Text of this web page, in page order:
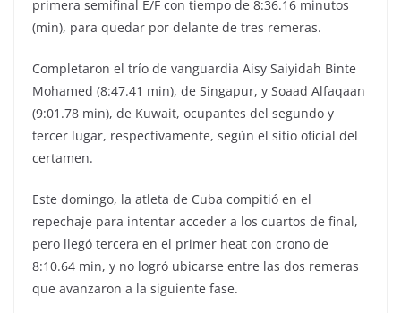
primera semifinal E/F con tiempo de 8:36.16 minutos
(min), para quedar por delante de tres remeras.
Completaron el trío de vanguardia Aisy Saiyidah Binte
Mohamed (8:47.41 min), de Singapur, y Soaad Alfaqaan
(9:01.78 min), de Kuwait, ocupantes del segundo y
tercer lugar, respectivamente, según el sitio oficial del
certamen.
Este domingo, la atleta de Cuba compitió en el
repechaje para intentar acceder a los cuartos de final,
pero llegó tercera en el primer heat con crono de
8:10.64 min, y no logró ubicarse entre las dos remeras
que avanzaron a la siguiente fase.